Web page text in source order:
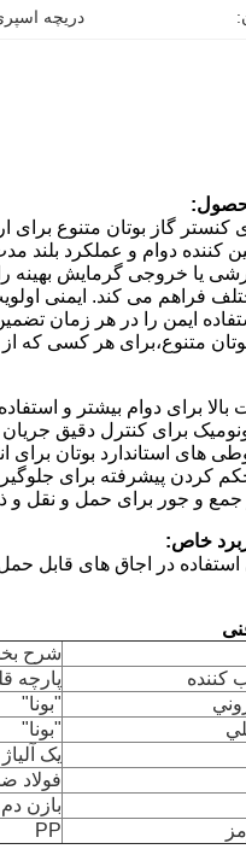
دریچه
گاز بوتان متنوع برای
کننده دوام و عملکرد بلند
یا خروجی گرمایش بهینه
فراهم می کند. ایمنی
ایمن را در هر زمان
متنوع،برای هر کسی که
بالا برای دوام بیشتر و
برای کنترل دقیق جریان
های استاندارد بوتان
کردن پیشرفته برای
و جور برای حمل و نقل و
خاص:
استفاده در اجاق های قابل
شرح
پارچه
"بونا"
"بونا"
یک
فولاد
بازن دم F2.40mm رنگ طبیعی
PP